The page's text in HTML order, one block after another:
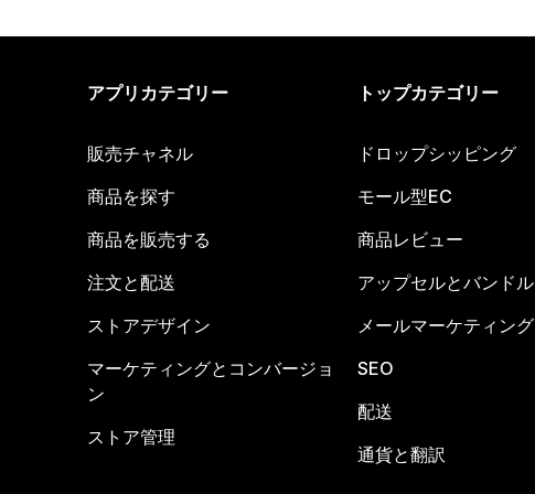
アプリカテゴリー
販売チャネル
商品を探す
商品を販売する
注文と配送
ストアデザイン
マーケティングとコンバージョ
ン
ストア管理
トップカテゴリー
ドロップシッピング
モール型EC
商品レビュー
アップセルとバンドル
メールマーケティング
SEO
配送
通貨と翻訳